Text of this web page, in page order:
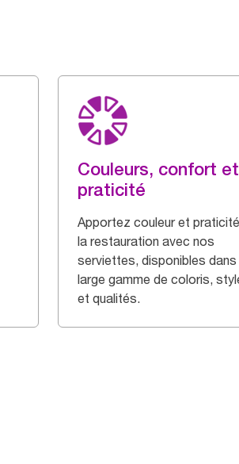
Couleurs, confort et
praticité
Apportez couleur et
la restauration avec nos
serviettes, disponibles dans
large gamme de coloris,
et qualités.